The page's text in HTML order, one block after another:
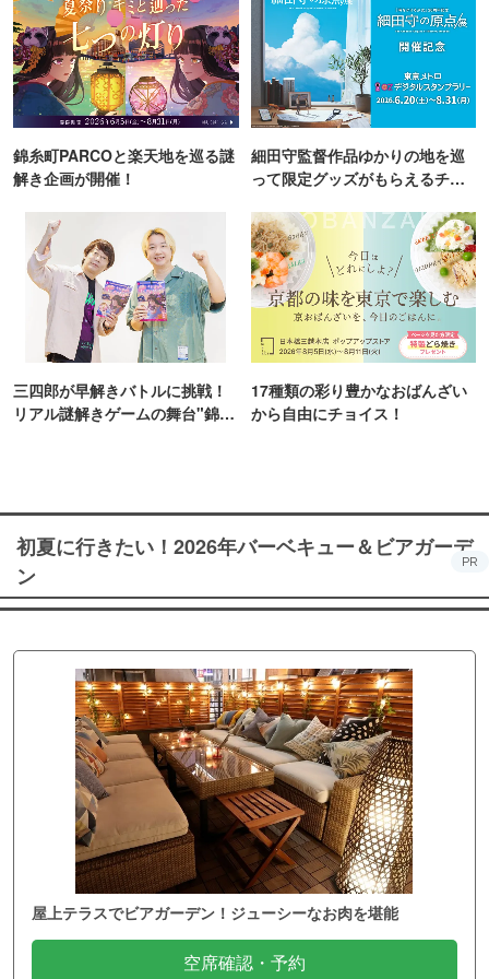
錦糸町PARCOと楽天地を巡る謎
解き企画が開催！
細田守監督作品ゆかりの地を巡
って限定グッズがもらえるチャ
三四郎が早解きバトルに挑戦！
リアル謎解きゲームの舞台"錦糸
17種類の彩り豊かなおばんざい
から自由にチョイス！
初夏に行きたい！2026年バーベキュー＆ビアガーデ
ン
PR
屋上テラスでビアガーデン！ジューシーなお肉を堪能
空席確認・予約